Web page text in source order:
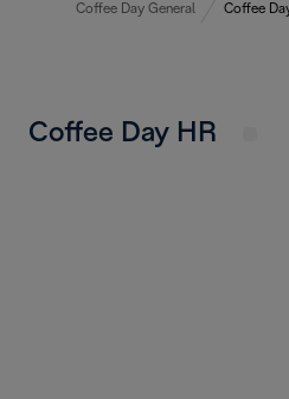
Coffee Day General Coffee
Coffee Day HR